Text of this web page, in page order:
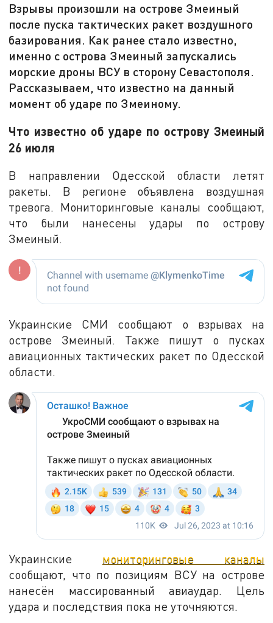
Взрывы произошли на острове Змеиный
после пуска тактических ракет воздушного
базирования. Как ранее стало известно,
именно с острова Змеиный запускались
морские дроны ВСУ в сторону Севастополя.
Рассказываем, что известно на данный
момент об ударе по Змеиному.
Что известно об ударе по острову Змеиный
26 июля
В направлении Одесской области летят
ракеты. В регионе объявлена воздушная
тревога. Мониторинговые каналы сообщают,
что были нанесены удары по острову
Змеиный.
Украинские СМИ сообщают о взрывах на
острове Змеиный. Также пишут о пусках
авиационных тактических ракет по Одесской
области.
Украинские мониторинговые каналы
сообщают, что по позициям ВСУ на острове
нанесён массированный авиаудар. Цель
удара и последствия пока не уточняются.